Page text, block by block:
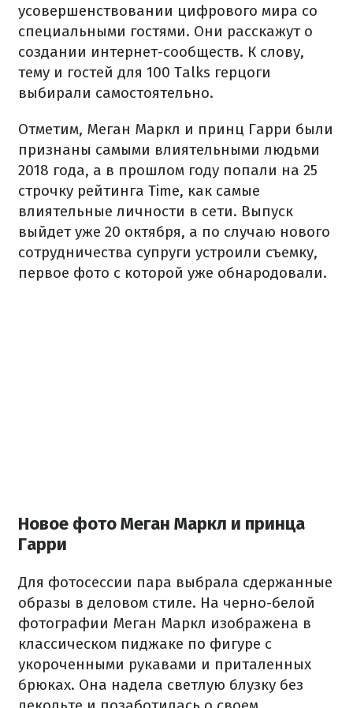
усовершенствовании цифрового мира со
специальными гостями. Они расскажут о
создании интернет-сообществ. К слову,
тему и гостей для 100 Talks герцоги
выбирали самостоятельно.
Отметим, Меган Маркл и принц Гарри были
признаны самыми влиятельными людьми
2018 года, а в прошлом году попали на 25
строчку рейтинга Time, как самые
влиятельные личности в сети. Выпуск
выйдет уже 20 октября, а по случаю нового
сотрудничества супруги устроили съемку,
первое фото с которой уже обнародовали.
Новое фото Меган Маркл и принца
Гарри
Для фотосессии пара выбрала сдержанные
образы в деловом стиле. На черно-белой
фотографии Меган Маркл изображена в
классическом пиджаке по фигуре с
укороченными рукавами и приталенных
брюках. Она надела светлую блузку без